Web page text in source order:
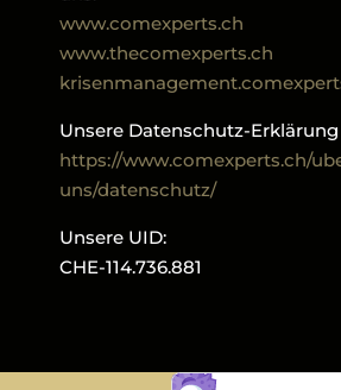
www.comexperts.ch
www.thecomexperts.ch
Unsere Datenschutz-Erklärung
https://www.comexperts.ch/
uns/datenschutz/
Unsere UID:
CHE-114.736.881